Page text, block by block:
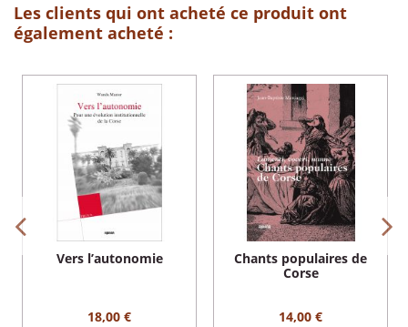
Les clients qui ont acheté ce produit ont
également acheté :
Vers l’autonomie
18,00 €
Chants populaires de
Corse
14,00 €